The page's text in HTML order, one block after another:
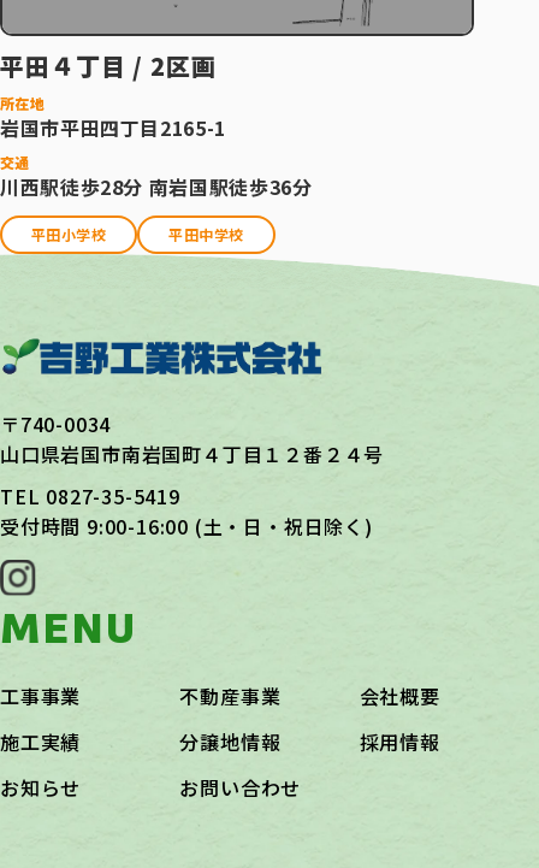
平田４丁目 / 2区画
所在地
岩国市平田四丁目2165-1
交通
川西駅徒歩28分 南岩国駅徒歩36分
平田小学校 平田中学校
〒740-0034
山口県岩国市南岩国町４丁目１２番２４号
TEL 0827-35-5419
受付時間 9:00-16:00 (土・日・祝日除く)
MENU
工事事業 不動産事業
会社概要
施工実績
分譲地情報
採用情報
お知らせ
お問い合わせ